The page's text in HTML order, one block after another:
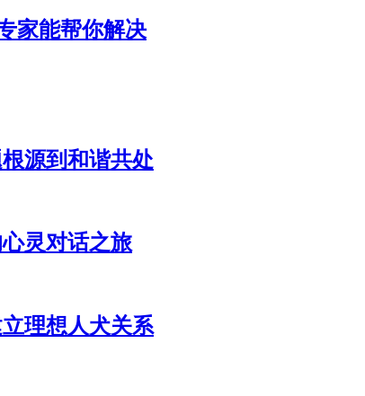
家能帮你解决
源到和谐共处
灵对话之旅
理想人犬关系